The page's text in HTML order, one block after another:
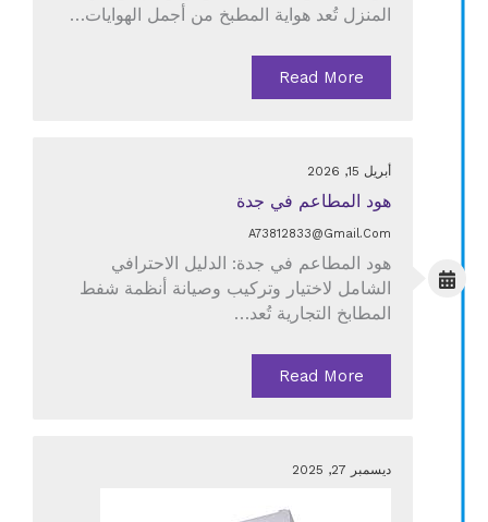
المنزل تُعد هواية المطبخ من أجمل الهوايات…
Read More
أبريل 15, 2026
هود المطاعم في جدة
A73812833@gmail.com
هود المطاعم في جدة: الدليل الاحترافي
الشامل لاختيار وتركيب وصيانة أنظمة شفط
المطابخ التجارية تُعد…
Read More
ديسمبر 27, 2025